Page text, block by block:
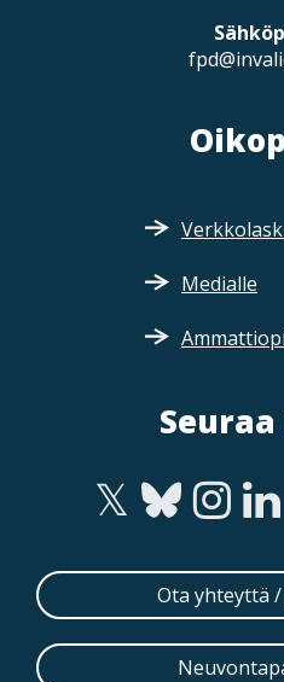
Medialle
Ota yhteyttä